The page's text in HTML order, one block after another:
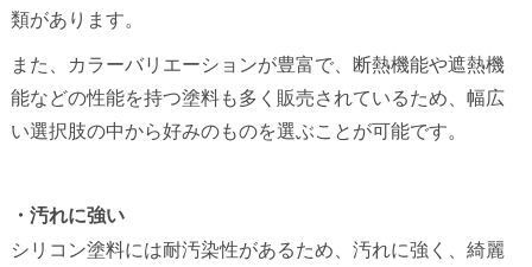
類があります。
また、カラーバリエーションが豊富で、断熱機能や遮熱機
能などの性能を持つ塗料も多く販売されているため、幅広
い選択肢の中から好みのものを選ぶことが可能です。
・汚れに強い
シリコン塗料には耐汚染性があるため、汚れに強く、綺麗